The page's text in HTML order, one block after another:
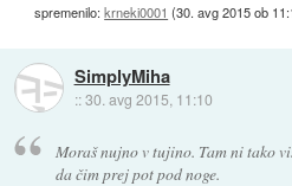
spremenilo:krneki0001 (30. avg 2015 ob
SimplyMiha
::30. avg 2015, 11:10
Moraš nujno v tujino. Tam ni tako
da čim prej pot pod noge.